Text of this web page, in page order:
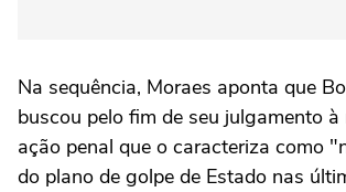
Na sequência, Moraes aponta que
buscou pelo fim de seu julgamento à
ação penal que o caracteriza como
do plano de golpe de Estado nas